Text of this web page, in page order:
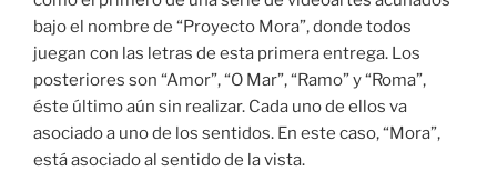
bajo el nombre de “Proyecto Mora”, donde todos
juegan con las letras de esta primera entrega. Los
posteriores son “Amor”, “O Mar”, “Ramo” y “Roma”,
éste último aún sin realizar. Cada uno de ellos va
asociado a uno de los sentidos. En este caso, “Mora”,
está asociado al sentido de la vista.